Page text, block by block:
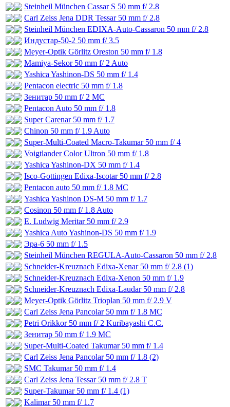
Steinheil München Cassar S 50 mm f/ 2.8
Carl Zeiss Jena DDR Tessar 50 mm f/ 2.8
Steinheil München EDIXA-Auto-Cassaron 50 mm f/ 2.8
Индустар-50-2 50 mm f/ 3.5
Meyer-Optik Görlitz Oreston 50 mm f/ 1.8
Mamiya-Sekor 50 mm f/ 2 Auto
Yashica Yashinon-DS 50 mm f/ 1.4
Pentacon electric 50 mm f/ 1.8
Зенитар 50 mm f/ 2 МС
Pentacon Auto 50 mm f/ 1.8
Super Carenar 50 mm f/ 1.7
Chinon 50 mm f/ 1.9 Auto
Super-Multi-Coated Macro-Takumar 50 mm f/ 4
Voigtlander Color Ultron 50 mm f/ 1.8
Yashica Yashinon-DX 50 mm f/ 1.4
Isco-Gottingen Edixa-Iscotar 50 mm f/ 2.8
Pentacon auto 50 mm f/ 1.8 MC
Yashica Yashinon DS-M 50 mm f/ 1.7
Cosinon 50 mm f/ 1.8 Auto
E. Ludwig Meritar 50 mm f/ 2.9
Yashica Auto Yashinon-DS 50 mm f/ 1.9
Эра-6 50 mm f/ 1.5
Steinheil München REGULA-Auto-Cassaron 50 mm f/ 2.8
Schneider-Kreuznach Edixa-Xenar 50 mm f/ 2.8 (1)
Schneider-Kreuznach Edixa-Xenon 50 mm f/ 1.9
Schneider-Kreuznach Edixa-Laudar 50 mm f/ 2.8
Meyer-Optik Görlitz Trioplan 50 mm f/ 2.9 V
Carl Zeiss Jena Pancolar 50 mm f/ 1.8 MC
Petri Orikkor 50 mm f/ 2 Kuribayashi C.C.
Зенитар 50 mm f/ 1.9 MC
Super-Multi-Coated Takumar 50 mm f/ 1.4
Carl Zeiss Jena Pancolar 50 mm f/ 1.8 (2)
SMC Takumar 50 mm f/ 1.4
Carl Zeiss Jena Tessar 50 mm f/ 2.8 T
Super-Takumar 50 mm f/ 1.4 (1)
Kalimar 50 mm f/ 1.7